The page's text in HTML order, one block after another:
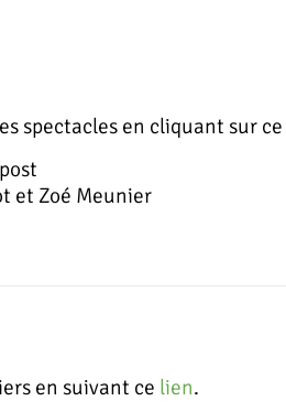
spectacles en cliquant sur ce
et Zoé Meunier
en suivant ce lien.